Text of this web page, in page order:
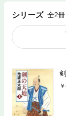
シリーズ 全2冊